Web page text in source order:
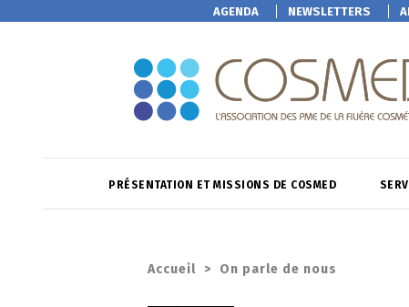
AGENDA NEWSLETTERS
PRÉSENTATION ET MISSIONS DE COSMED
Accueil > On parle de nous